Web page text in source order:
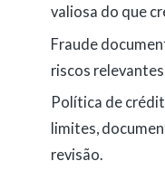
valiosa do que
Fraude
riscos
Política de
limites,
revisão.